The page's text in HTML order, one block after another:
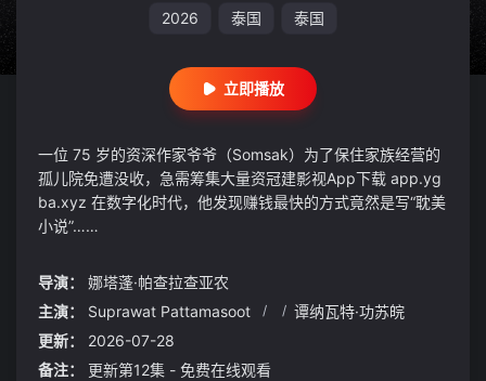
2026 泰国 泰国
立即播放
一位 75 岁的资深作家爷爷（Somsak）为了保住家族经营的
孤儿院免遭没收，急需筹集大量资冠建影视App下载 app.yg
ba.xyz 在数字化时代，他发现赚钱最快的方式竟然是写“耽美
小说”……
导演：
娜塔蓬·帕查拉查亚农
主演：
Suprawat Pattamasoot / / 谭纳瓦特·功苏皖
更新：
2026-07-28
备注：
更新第12集 - 免费在线观看